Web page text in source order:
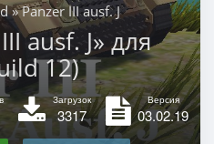
» Panzer III ausf. J
ausf. J» для
12)
Загрузок
3317
Версия
03.02.19